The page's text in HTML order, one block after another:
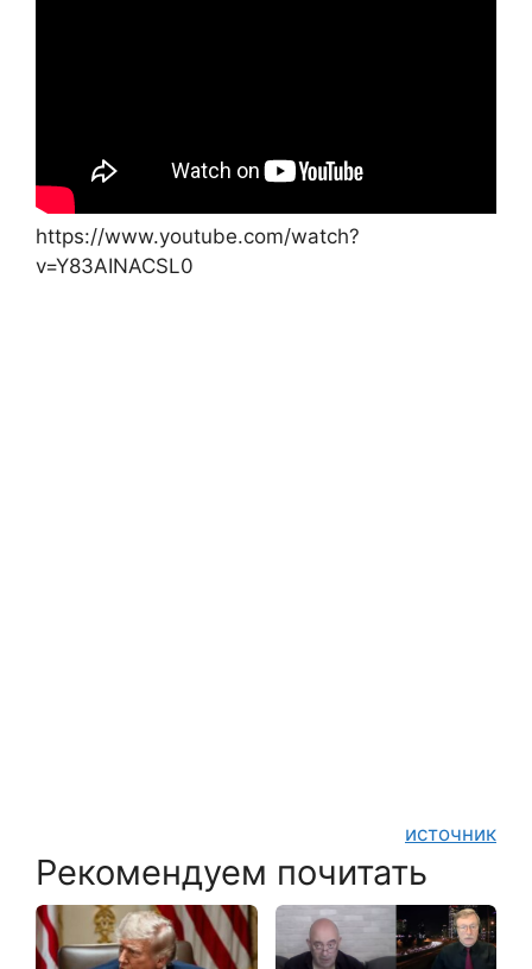
https://www.youtube.com/watch?
v=Y83AINACSL0
источник
Рекомендуем почитать